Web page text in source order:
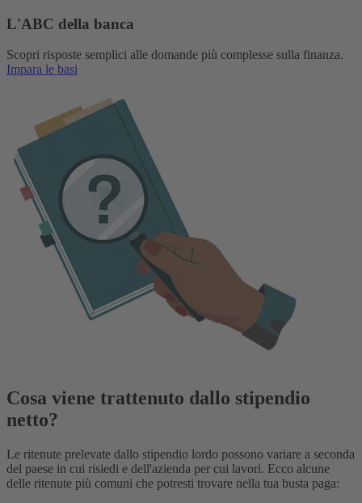
L'ABC della banca
Scopri risposte semplici alle domande più complesse sulla finanza.
Impara le basi
Cosa viene trattenuto dallo stipendio
netto?
Le ritenute prelevate dallo stipendio lordo possono variare a seconda
del paese in cui risiedi e dell'azienda per cui lavori. Ecco alcune
delle ritenute più comuni che potresti trovare nella tua busta paga: